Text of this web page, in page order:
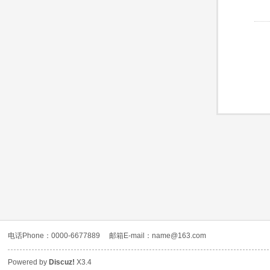
电话Phone：0000-6677889 邮箱E-mail：name@163.com
Powered by Discuz! X3.4